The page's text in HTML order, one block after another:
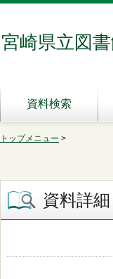
宮崎県立図
資料検索
トップメニュー >
資料詳細